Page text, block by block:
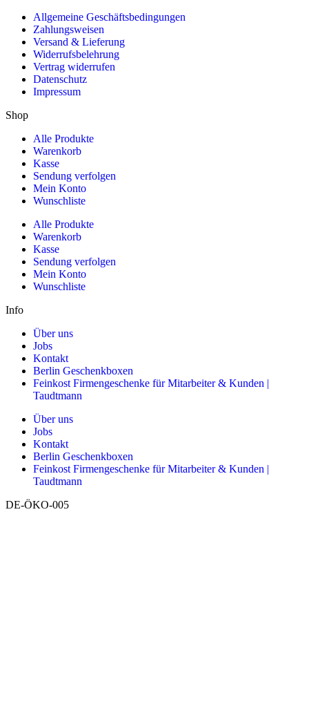
Allgemeine Geschäftsbedingungen
Zahlungsweisen
Versand & Lieferung
Widerrufsbelehrung
Vertrag widerrufen
Datenschutz
Impressum
Shop
Alle Produkte
Warenkorb
Kasse
Sendung verfolgen
Mein Konto
Wunschliste
Alle Produkte
Warenkorb
Kasse
Sendung verfolgen
Mein Konto
Wunschliste
Info
Über uns
Jobs
Kontakt
Berlin Geschenkboxen
Feinkost Firmengeschenke für Mitarbeiter & Kunden |
Taudtmann
Über uns
Jobs
Kontakt
Berlin Geschenkboxen
Feinkost Firmengeschenke für Mitarbeiter & Kunden |
Taudtmann
DE-ÖKO-005